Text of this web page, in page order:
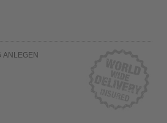
ANLEGEN